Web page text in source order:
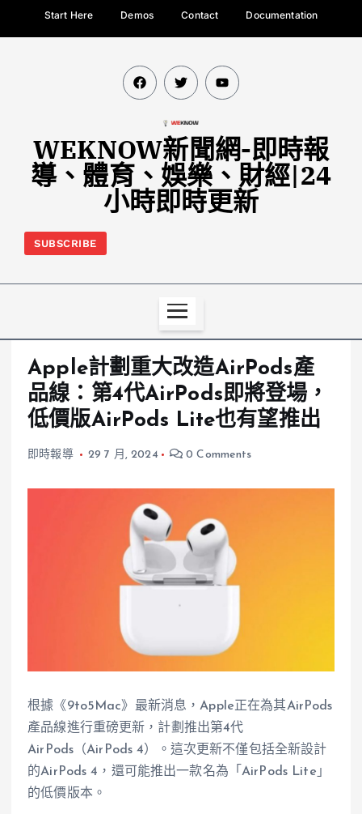
Start Here Demos Contact Documentation
WEKNOW新聞網-即時報
導、體育、娛樂、財經|24
小時即時更新
SUBSCRIBE
Apple計劃重大改造AirPods產
品線：第4代AirPods即將登場，
低價版AirPods Lite也有望推出
即時報導 29 7 月, 2024 0 Comments
根據《9to5Mac》最新消息，Apple正在為其AirPods
產品線進行重磅更新，計劃推出第4代
AirPods（AirPods 4）。這次更新不僅包括全新設計
的AirPods 4，還可能推出一款名為「AirPods Lite」
的低價版本。